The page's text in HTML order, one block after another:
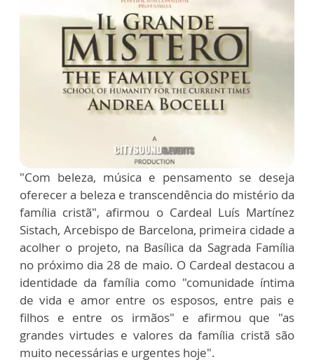
"Com beleza, música e pensamento se deseja
oferecer a beleza e transcendência do mistério da
família cristã", afirmou o Cardeal Luís Martínez
Sistach, Arcebispo de Barcelona, primeira cidade a
acolher o projeto, na Basílica da Sagrada Família
no próximo dia 28 de maio. O Cardeal destacou a
identidade da família como "comunidade íntima
de vida e amor entre os esposos, entre pais e
filhos e entre os irmãos" e afirmou que "as
grandes virtudes e valores da família cristã são
muito necessárias e urgentes hoje".